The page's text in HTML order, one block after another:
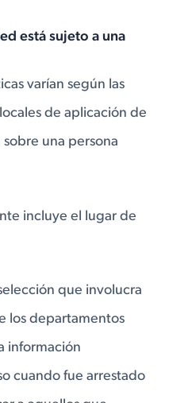
está sujeto a una
varían según las
de aplicación de
una persona
incluye el lugar de
que involucra
los departamentos
información
cuando fue arrestado